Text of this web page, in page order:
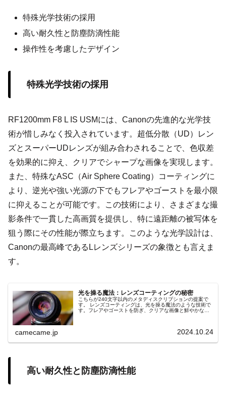
特殊光学技術の採用
高い耐久性と防塵防滴性能
操作性を考慮したデザイン
特殊光学技術の採用
RF1200mm F8 L IS USMには、Canonの先進的な光学技
術が惜しみなく投入されています。超低分散（UD）レン
ズとスーパーUDレンズが組み合わされることで、色収差
を効果的に抑え、クリアでシャープな画像を実現します。
また、特殊なASC（Air Sphere Coating）コーティングに
より、逆光や強い光源の下でもフレアやゴーストを最小限
に抑えることが可能です。この技術により、さまざまな撮
影条件で一貫した高画質を提供し、特に遠距離の被写体を
狙う際にその性能が際立ちます。このような光学設計は、
Canonの最高峰であるLレンズシリーズの象徴とも言えま
す。
光を操る魔法：レンズコーティングの秘密
こちらが240文字以内のメタディスクリプションの提案で
す。 レンズコーティングは、光を操る魔法のような技術で
す。フレアやゴーストを防ぎ、クリアな画像と鮮やかな色
camecame.jp 2024.10.24
高い耐久性と防塵防滴性能